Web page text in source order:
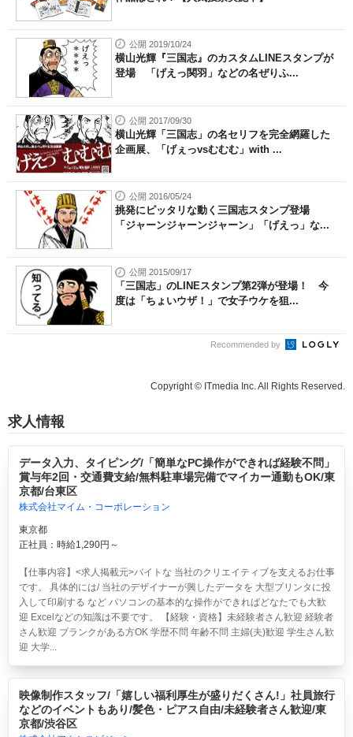
公開 2019/10/24
横山光輝『三国志』のカスタムLINEスタンプが
登場 「げえっ関羽」などの名ぜりふ...
公開 2017/09/30
横山光輝「三国志」の名セリフを完全網羅した
企画展、「げぇっvsむむむ」with ...
公開 2016/05/24
挑発にピッタリな動く三国志スタンプ登場
「ジャーンジャーンジャーン」「げえっ」な...
公開 2015/09/17
「三国志」のLINEスタンプ第2弾が登場！ 今
度は「ちょいウザ！」で女子ウケを狙...
Recommended by
Copyright © ITmedia Inc. All Rights Reserved.
求人情報
データ入力、タイピング/「簡単なPC操作ができれば経験不問」
賞与年2回・交通費支給/無料駐車場完備でマイカー通勤もOK/東
京都/台東区
株式会社マイム・コーポレーション
東京都
正社員：時給1,290円～
【仕事内容】<求人掲載元>バイトな 当社のクリエイティブを支えるお仕事
です。 具体的には/ 当社のデザイナーが興したデータを 大型プリンタに投
入して印刷する など パソコンの基本的な操作ができればどなたでも大歓
迎 Excelなどの知識は不要です。 【経験・資格】未経験者さん歓迎 経験者
さん歓迎 ブランクがある方OK 学歴不問 年齢不問 主婦(夫)歓迎 学生さん歓
迎 大学...
映像制作スタッフ/「嬉しい福利厚生が盛りだくさん!」社員旅行
などのイベントもあり/髪色・ピアス自由/未経験者さん歓迎/東
京都/渋谷区